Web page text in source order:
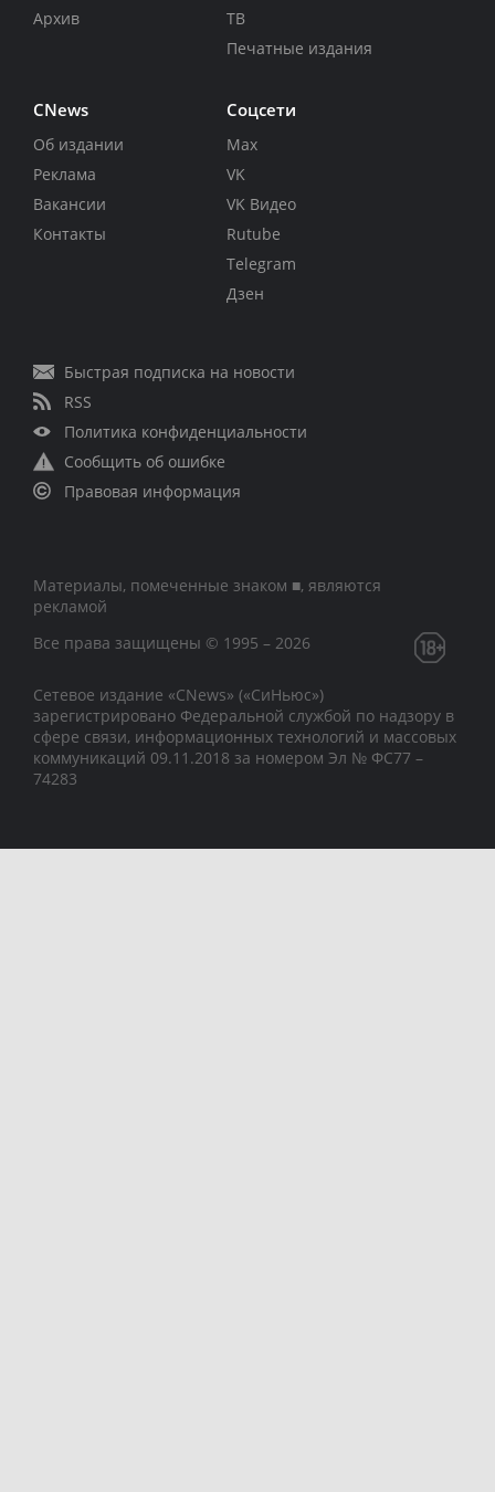
Архив
ТВ
Печатные издания
CNews
Об издании
Реклама
Вакансии
Контакты
Соцсети
Max
VK
VK Видео
Rutube
Telegram
Дзен
Быстрая подписка на новости
RSS
Политика конфиденциальности
Сообщить об ошибке
Правовая информация
Материалы, помеченные знаком ■, являются
рекламой
Все права защищены © 1995 – 2026
Сетевое издание «CNews» («СиНьюс»)
зарегистрировано Федеральной службой по надзору в
сфере связи, информационных технологий и массовых
коммуникаций 09.11.2018 за номером Эл № ФС77 –
74283